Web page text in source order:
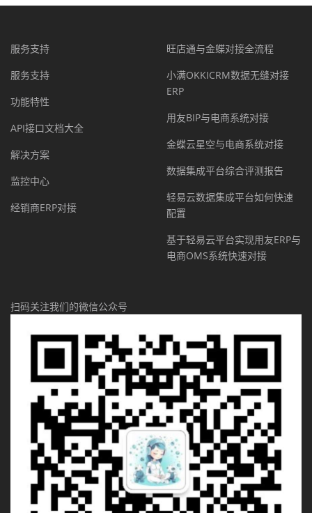
服务支持
服务支持
功能特性
API接口文档大全
解决方案
监控中心
经销商ERP对接
旺店通与金蝶对接全流程
小满OKKICRM数据无缝对接
ERP
用友BIP与电商系统对接
金蝶云星空与电商系统对接
数据集成平台综合评测报告
轻易云数据集成平台如何快速
配置
基于轻易云平台实现用友ERP与
电商OMS系统快速对接
扫码关注我们的微信公众号